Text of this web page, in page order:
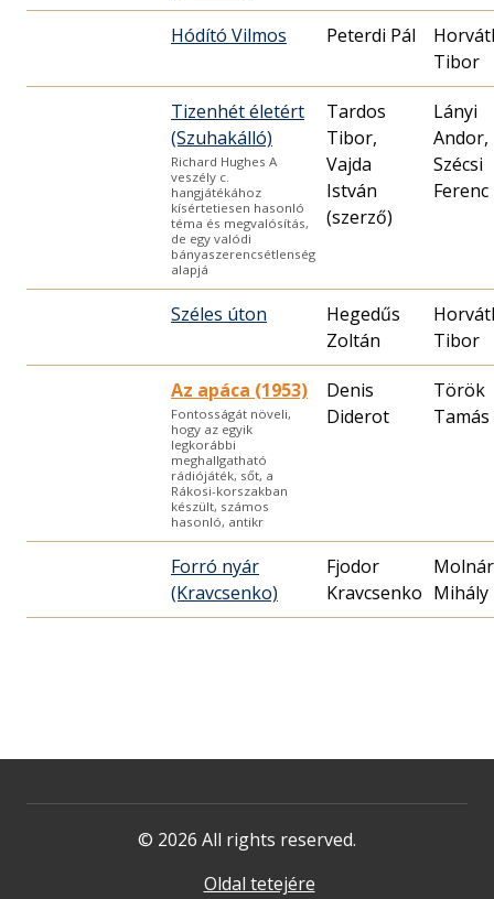
Hódító Vilmos Peterdi Pál
Tizenhét életért
(Szuhakálló)
Richard Hughes A
veszély c.
hangjátékához
kísértetiesen hasonló
téma és megvalósítás,
de egy valódi
bányaszerencsétlenség
alapjá
Tardos
Tibor,
Vajda
István
(szerző)
Lányi
Andor,
Szécsi
Ferenc
Széles úton
Hegedűs
Zoltán
Az apáca (1953)
Fontosságát növeli,
hogy az egyik
legkorábbi
meghallgatható
rádiójáték, sőt, a
Rákosi-korszakban
készült, számos
hasonló, antikr
Denis
Diderot
Török
Tamás
Forró nyár
(Kravcsenko)
Fjodor
Kravcsenko
Molnár
Mihály
© 2026 All rights reserved.
Oldal tetejére